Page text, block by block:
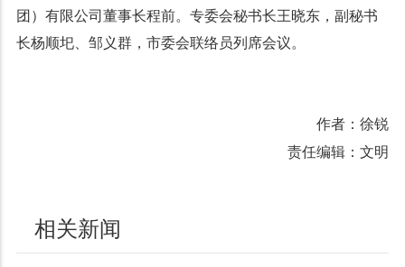
团）有限公司董事长程前。专委会秘书长王晓东，副秘书
长杨顺圯、邹义群，市委会联络员列席会议。
作者：徐锐
责任编辑：文明
相关新闻